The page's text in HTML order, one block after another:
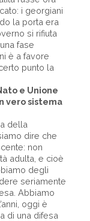
i georgiani
la porta era
si rifiuta
fase
è a favore
punto la
e Unione
vero sistema
della
dire che
non
adulta, e cioè
degli
seriamente
Abbiamo
oggi è
di una difesa